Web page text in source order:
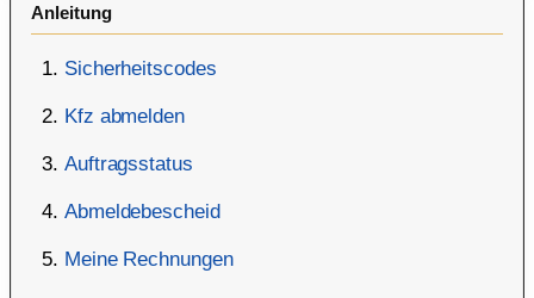
Anleitung
Sicherheitscodes
Kfz abmelden
Auftragsstatus
Abmeldebescheid
Meine Rechnungen